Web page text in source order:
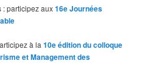
: participez aux16e Journées
à la10e édition du colloque
et Management des